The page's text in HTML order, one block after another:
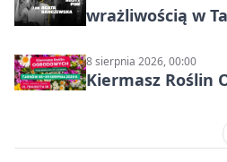
wrażliwością w
8 sierpnia 2026, 00:00
Kiermasz Roślin